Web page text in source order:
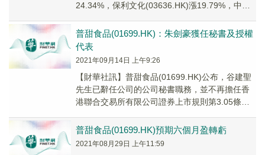
24.34%，保利文化(03636.HK)漲19.79%，中糧
普甜食品(01699.HK)：朱劍豪獲任秘書及授權
代表
2021年09月14日 上午9:26
【財華社訊】普甜食品(01699.HK)公布，谷建聖
先生已辭任公司的公司秘書職務，並不再擔任香
港聯合交易所有限公司證券上市規則第3.05條項
普甜食品(01699.HK)預期六個月盈轉虧
2021年08月29日 上午11:59